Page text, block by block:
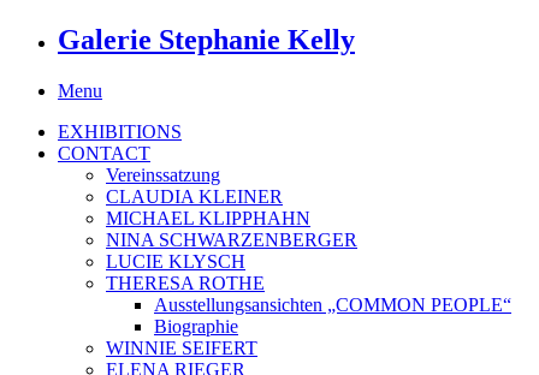
Galerie Stephanie Kelly
Menu
EXHIBITIONS
CONTACT
Vereinssatzung
CLAUDIA KLEINER
MICHAEL KLIPPHAHN
NINA SCHWARZENBERGER
LUCIE KLYSCH
THERESA ROTHE
Ausstellungsansichten „COMMON PEOPLE“
Biographie
WINNIE SEIFERT
ELENA RIEGER